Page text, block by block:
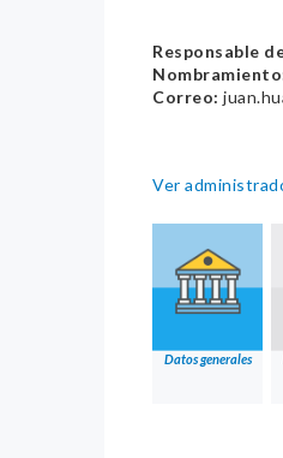
Responsable
Correo:
Ver
Datos generales